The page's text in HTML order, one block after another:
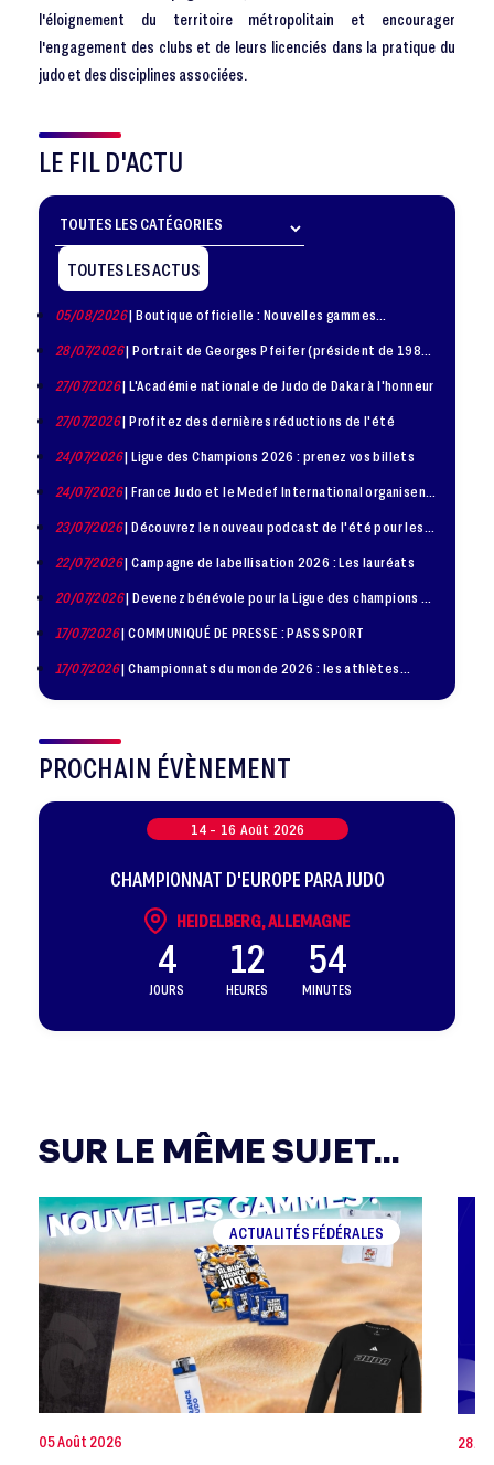
l'éloignement du territoire métropolitain et encourager
l'engagement des clubs et de leurs licenciés dans la pratique du
judo et des disciplines associées.
LE FIL D'ACTU
TOUTES LES ACTUS
05/08/2026| Boutique officielle : Nouvelles gammes
28/07/2026| Portrait de Georges Pfeifer (président de 1981
27/07/2026| L'Académie nationale de Judo de Dakar à l'honneur
27/07/2026| Profitez des dernières réductions de l'été
24/07/2026| Ligue des Champions 2026 : prenez vos billets
24/07/2026| France Judo et le Medef International organisent
23/07/2026| Découvrez le nouveau podcast de l'été pour les
22/07/2026| Campagne de labellisation 2026 : Les lauréats
20/07/2026| Devenez bénévole pour la Ligue des champions de
17/07/2026| COMMUNIQUÉ DE PRESSE : PASS SPORT
17/07/2026| Championnats du monde 2026 : les athlètes
PROCHAIN ÉVÈNEMENT
14 - 16 Août 2026
CHAMPIONNAT D'EUROPE PARA JUDO
HEIDELBERG, ALLEMAGNE
4
JOURS
12
HEURES
54
MINUTES
SUR LE MÊME SUJET...
ACTUALITÉS FÉDÉRALES
05 Août 2026 28